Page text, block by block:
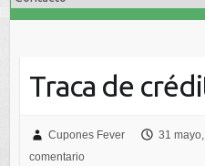
Traca de
Cupones Fever 31
comentario